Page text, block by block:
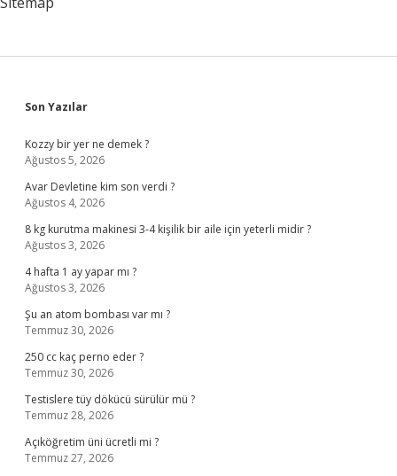
Sidebar
Son Yazılar
Kozzy bir yer ne demek ?
Ağustos 5, 2026
Avar Devletine kim son verdi ?
Ağustos 4, 2026
8 kg kurutma makinesi 3-4 kişilik bir aile için yeterli midir ?
Ağustos 3, 2026
4 hafta 1 ay yapar mı ?
Ağustos 3, 2026
Şu an atom bombası var mı ?
Temmuz 30, 2026
250 cc kaç perno eder ?
Temmuz 30, 2026
Testislere tüy dökücü sürülür mü ?
Temmuz 28, 2026
Açıköğretim üni ücretli mi ?
Temmuz 27, 2026